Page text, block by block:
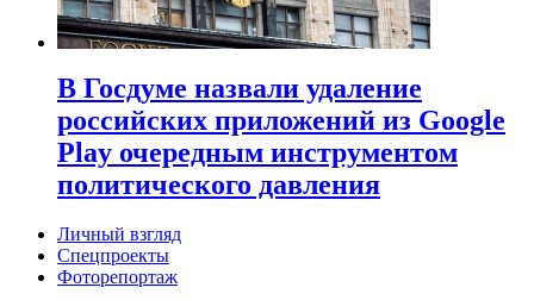
В Госдуме назвали удаление
российских приложений из Google
Play очередным инструментом
политического давления
Личный взгляд
Спецпроекты
Фоторепортаж